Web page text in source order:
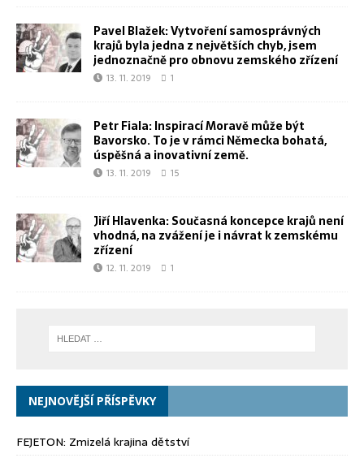
Pavel Blažek: Vytvoření samosprávných
krajů byla jedna z největších chyb, jsem
jednoznačně pro obnovu zemského zřízení
13. 11. 2019 1
Petr Fiala: Inspirací Moravě může být
Bavorsko. To je v rámci Německa bohatá,
úspěšná a inovativní země.
13. 11. 2019 15
Jiří Hlavenka: Současná koncepce krajů není
vhodná, na zvážení je i návrat k zemskému
zřízení
12. 11. 2019 1
NEJNOVĚJŠÍ PŘÍSPĚVKY
FEJETON: Zmizelá krajina dětství